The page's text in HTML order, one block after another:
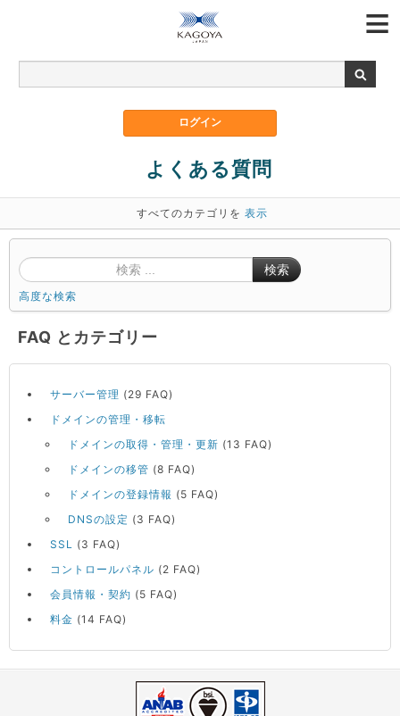
よくある質問
すべてのカテゴリを 表示
検索
高度な検索
FAQ とカテゴリー
サーバー管理 (29 FAQ)
ドメインの管理・移転
ドメインの取得・管理・更新 (13 FAQ)
ドメインの移管 (8 FAQ)
ドメインの登録情報 (5 FAQ)
DNSの設定 (3 FAQ)
SSL
(3 FAQ)
コントロールパネル (2 FAQ)
会員情報・契約 (5 FAQ)
料金 (14 FAQ)